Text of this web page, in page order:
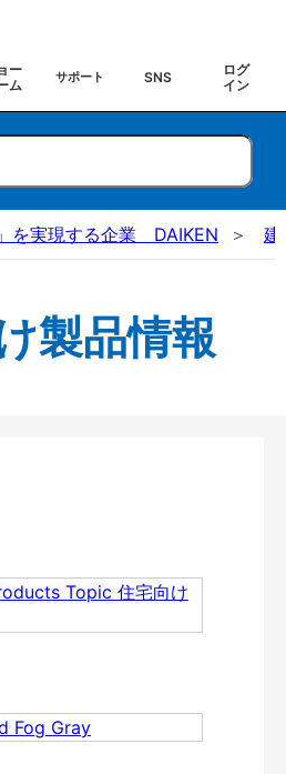
ー
ム
サポート SNS
ログ
イン
を実現する企業 DAIKEN 建
製品情報